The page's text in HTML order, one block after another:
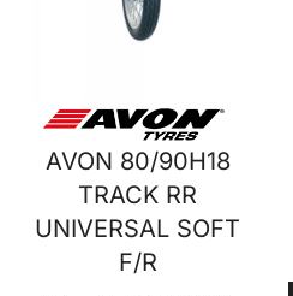
AVON 80/90H18
TRACK RR
UNIVERSAL SOFT
F/R